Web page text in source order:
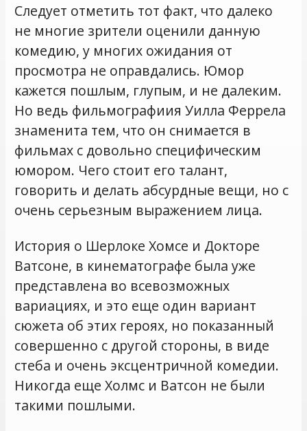
Следует отметить тот факт, что далеко
не многие зрители оценили данную
комедию, у многих ожидания от
просмотра не оправдались. Юмор
кажется пошлым, глупым, и не далеким.
Но ведь фильмографиия Уилла Феррела
знаменита тем, что он снимается в
фильмах с довольно специфическим
юмором. Чего стоит его талант,
говорить и делать абсурдные вещи, но с
очень серьезным выражением лица.
История о Шерлоке Хомсе и Докторе
Ватсоне, в кинематографе была уже
представлена во всевозможных
вариациях, и это еще один вариант
сюжета об этих героях, но показанный
совершенно с другой стороны, в виде
стеба и очень эксцентричной комедии.
Никогда еще Холмс и Ватсон не были
такими пошлыми.